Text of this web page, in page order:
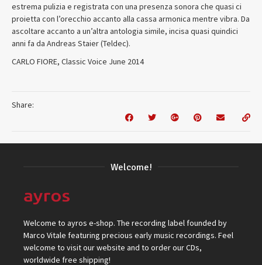
estrema pulizia e registrata con una presenza sonora che quasi ci
proietta con l’orecchio accanto alla cassa armonica mentre vibra. Da
ascoltare accanto a un’altra antologia simile, incisa quasi quindici
anni fa da Andreas Staier (Teldec).
CARLO FIORE, Classic Voice June 2014
Share:
Welcome!
Welcome to ayros e-shop. The recording label founded by
Marco Vitale featuring precious early music recordings. Feel
welcome to visit our website and to order our CDs,
worldwide free shipping!